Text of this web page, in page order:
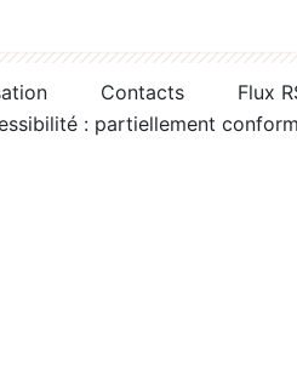
Contacts
Flux
: partiellement